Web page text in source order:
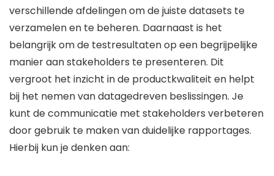
verschillende afdelingen om de juiste datasets te
verzamelen en te beheren. Daarnaast is het
belangrijk om de testresultaten op een begrijpelijke
manier aan stakeholders te presenteren. Dit
vergroot het inzicht in de productkwaliteit en helpt
bij het nemen van datagedreven beslissingen. Je
kunt de communicatie met stakeholders verbeteren
door gebruik te maken van duidelijke rapportages.
Hierbij kun je denken aan: